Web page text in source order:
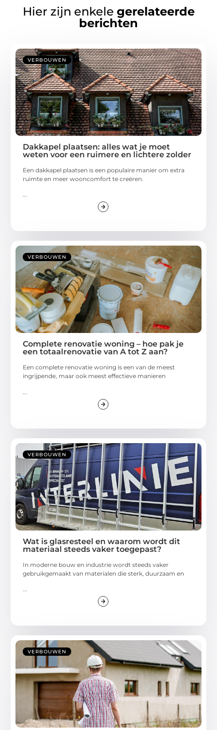
Hier zijn enkele gerelateerde
berichten
VERBOUWEN
Dakkapel plaatsen: alles wat je moet
weten voor een ruimere en lichtere zolder
Een dakkapel plaatsen is een populaire manier om extra
ruimte en meer wooncomfort te creëren.
...
VERBOUWEN
Complete renovatie woning – hoe pak je
een totaalrenovatie van A tot Z aan?
Een complete renovatie woning is een van de meest
ingrijpende, maar ook meest effectieve manieren
VERBOUWEN
Wat is glasresteel en waarom wordt dit
materiaal steeds vaker toegepast?
In moderne bouw en industrie wordt steeds vaker
gebruikgemaakt van materialen die sterk, duurzaam en
...
VERBOUWEN